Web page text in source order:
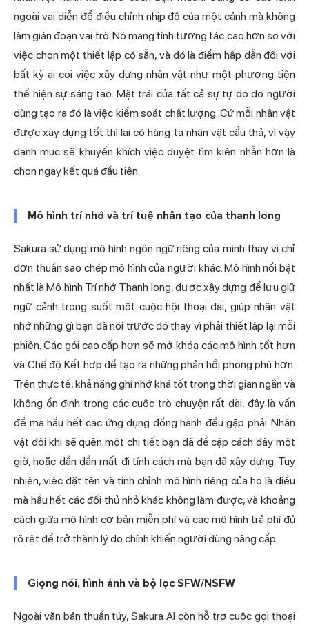
ngoài vai diễn để điều chỉnh nhịp độ của một cảnh mà không
làm gián đoạn vai trò. Nó mang tính tương tác cao hơn so với
việc chọn một thiết lập có sẵn, và đó là điểm hấp dẫn đối với
bất kỳ ai coi việc xây dựng nhân vật như một phương tiện
thể hiện sự sáng tạo. Mặt trái của tất cả sự tự do do người
dùng tạo ra đó là việc kiểm soát chất lượng. Cứ mỗi nhân vật
được xây dựng tốt thì lại có hàng tá nhân vật cẩu thả, vì vậy
danh mục sẽ khuyến khích việc duyệt tìm kiên nhẫn hơn là
chọn ngay kết quả đầu tiên.
Mô hình trí nhớ và trí tuệ nhân tạo của thanh long
Sakura sử dụng mô hình ngôn ngữ riêng của mình thay vì chỉ
đơn thuần sao chép mô hình của người khác. Mô hình nổi bật
nhất là Mô hình Trí nhớ Thanh long, được xây dựng để lưu giữ
ngữ cảnh trong suốt một cuộc hội thoại dài, giúp nhân vật
nhớ những gì bạn đã nói trước đó thay vì phải thiết lập lại mỗi
phiên. Các gói cao cấp hơn sẽ mở khóa các mô hình tốt hơn
và Chế độ Kết hợp để tạo ra những phản hồi phong phú hơn.
Trên thực tế, khả năng ghi nhớ khá tốt trong thời gian ngắn và
không ổn định trong các cuộc trò chuyện rất dài, đây là vấn
đề mà hầu hết các ứng dụng đồng hành đều gặp phải. Nhân
vật đôi khi sẽ quên một chi tiết bạn đã đề cập cách đây một
giờ, hoặc dần dần mất đi tính cách mà bạn đã xây dựng. Tuy
nhiên, việc đặt tên và tinh chỉnh mô hình riêng của họ là điều
mà hầu hết các đối thủ nhỏ khác không làm được, và khoảng
cách giữa mô hình cơ bản miễn phí và các mô hình trả phí đủ
rõ rệt để trở thành lý do chính khiến người dùng nâng cấp.
Giọng nói, hình ảnh và bộ lọc SFW/NSFW
Ngoài văn bản thuần túy, Sakura AI còn hỗ trợ cuộc gọi thoại